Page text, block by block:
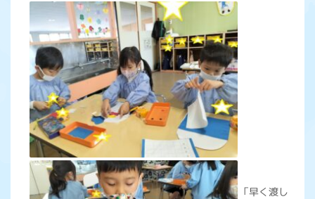
「早く渡し